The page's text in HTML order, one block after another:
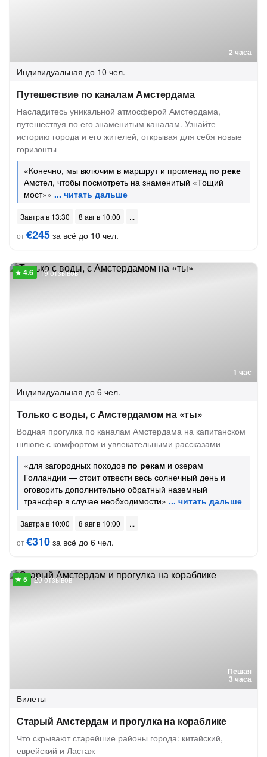
2 часа
Индивидуальная до 10 чел.
Путешествие по каналам Амстердама
Насладитесь уникальной атмосферой Амстердама,
путешествуя по его знаменитым каналам. Узнайте
историю города и его жителей, открывая для себя новые
горизонты
«Конечно, мы включим в маршрут и променад по реке
Амстел, чтобы посмотреть на знаменитый «Тощий
мост»»
Завтра в 13:30
8 авг в 10:00
от€245 за всё до 10 чел.
1 час
19 отзывов
Индивидуальная до 6 чел.
Только с воды, с Амстердамом на «ты»
Водная прогулка по каналам Амстердама на капитанском
шлюпе с комфортом и увлекательными рассказами
«для загородных походов по рекам и озерам
Голландии — стоит отвести весь солнечный день и
оговорить дополнительно обратный наземный
трансфер в случае необходимости»
Завтра в 10:00
8 авг в 10:00
от€310 за всё до 6 чел.
Пешая
3 часа
20 отзывов
Билеты
Старый Амстердам и прогулка на кораблике
Что скрывают старейшие районы города: китайский,
еврейский и Ластаж